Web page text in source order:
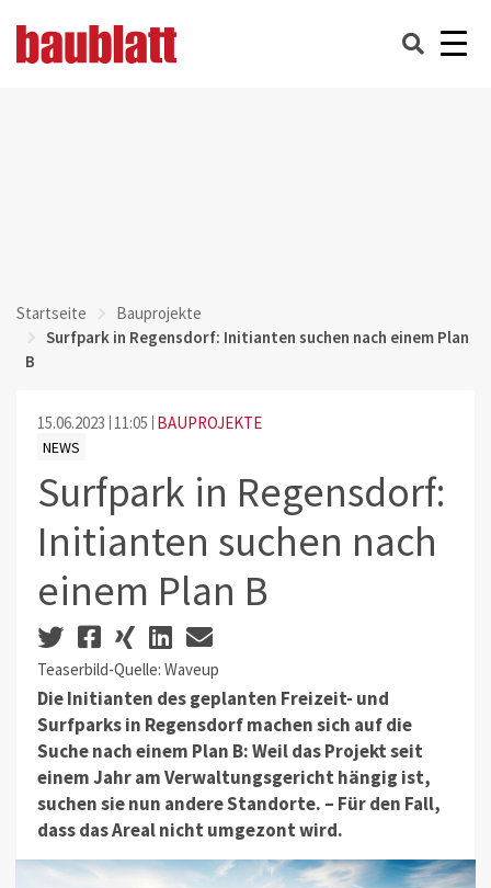
Startseite
Bauprojekte
Surfpark in Regensdorf: Initianten suchen nach einem Plan
B
15.06.2023 11:05 BAUPROJEKTE
NEWS
Surfpark in Regensdorf:
Initianten suchen nach
einem Plan B
Teaserbild-Quelle: Waveup
Die Initianten des geplanten Freizeit- und
Surfparks in Regensdorf machen sich auf die
Suche nach einem Plan B: Weil das Projekt seit
einem Jahr am Verwaltungsgericht hängig ist,
suchen sie nun andere Standorte. – Für den Fall,
dass das Areal nicht umgezont wird.